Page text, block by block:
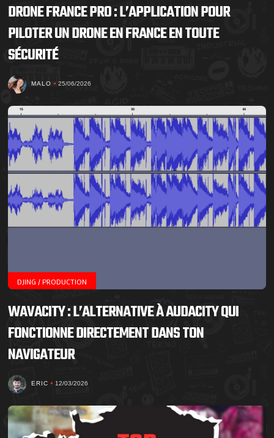
DRONE FRANCE PRO : L’APPLICATION POUR
PILOTER UN DRONE EN FRANCE EN TOUTE
SÉCURITÉ
MALO 25/06/2026
DJING / PRODUCTION
WAVACITY : L’ALTERNATIVE À AUDACITY QUI
FONCTIONNE DIRECTEMENT DANS TON
NAVIGATEUR
ERIC 12/03/2026